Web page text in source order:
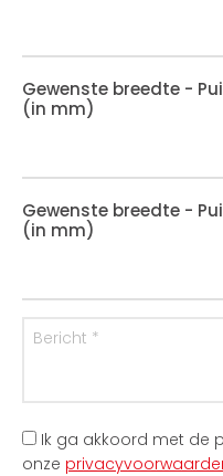
Gewenste breedte -
(in mm)
Gewenste breedte -
(in mm)
Ik ga akkoord met de
onze